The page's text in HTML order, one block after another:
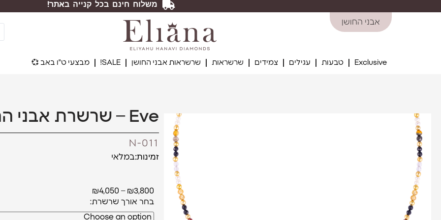
משלוח חינם בכל קנייה באתר!
אבני החושן
Exclusive טבעות עגילים צמידים שרשראות שרשראות אבני החושן SALE! מבצעי ט"ו באב 💞
Eve – שרשרת אבני החושן
N-011
זמינות:במלאי
₪3,800
–
₪4,050
אורך שרשרת